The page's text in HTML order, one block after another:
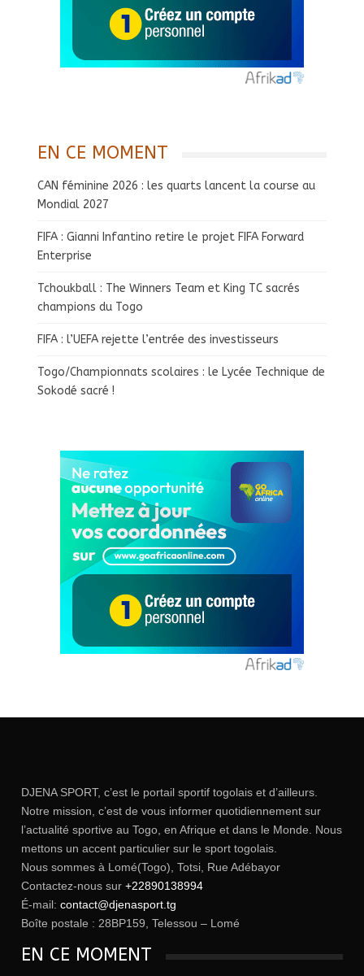
EN CE MOMENT
CAN féminine 2026 : les quarts lancent la course au
Mondial 2027
FIFA : Gianni Infantino retire le projet FIFA Forward
Enterprise
Tchoukball : The Winners Team et King TC sacrés
champions du Togo
FIFA : l’UEFA rejette l’entrée des investisseurs
Togo/Championnats scolaires : le Lycée Technique de
Sokodé sacré !
DJENA SPORT, c’est le portail sportif togolais et d’ailleurs.
Notre mission, c’est de vous informer quotidiennement sur
l’actualité sportive au Togo, en Afrique et dans le Monde. Nous
mettons un accent particulier sur le sport togolais.
Nous sommes à Lomé(Togo), Totsi, Rue Adébayor
Contactez-nous sur +22890138994
É-mail: contact@djenasport.tg
Boîte postale : 28BP159, Telessou – Lomé
EN CE MOMENT